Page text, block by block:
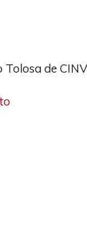
Tolosa de